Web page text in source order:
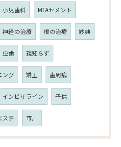
小児歯科 MTAセメント
神経の治療 根の治療 妙典
虫歯 親知らず
ング 矯正 歯周病
インビザライン 子供
ステ 市川